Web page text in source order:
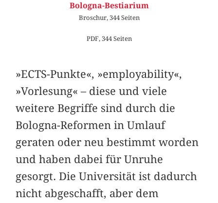
Bologna-Bestiarium
Broschur, 344 Seiten
PDF, 344 Seiten
»ECTS-Punkte«, »employability«,
»Vorlesung« – diese und viele
weitere Begriffe sind durch die
Bologna-Reformen in Umlauf
geraten oder neu bestimmt worden
und haben dabei für Unruhe
gesorgt. Die Universität ist dadurch
nicht abgeschafft, aber dem